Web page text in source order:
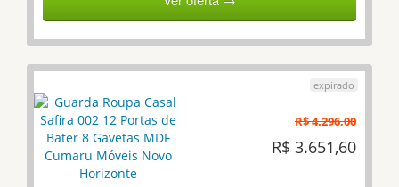
R$ 4.296,00
R$ 3.651,60